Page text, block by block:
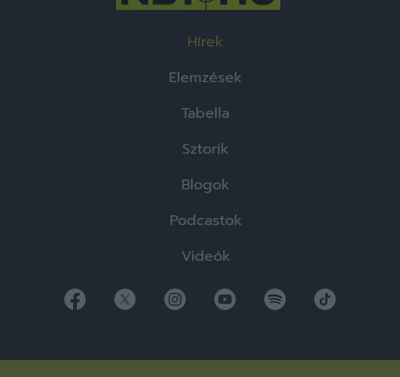
Hírek
Elemzések
Tabella
Sztorik
Blogok
Podcastok
Videók